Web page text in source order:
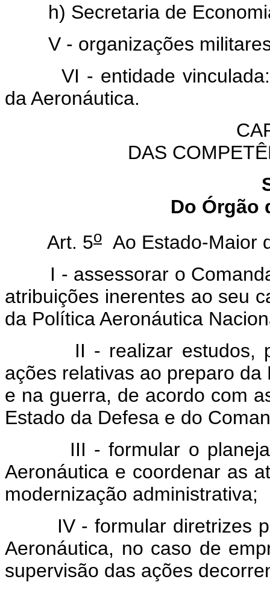
h) Secretaria de
V - organizações militares
VI - entidade vinculada:
da Aeronáutica.
DAS
Do Órgão
Art. 5o Ao Estado-Maior
I - assessorar o
atribuições inerentes ao seu
da Política Aeronáutica
II - realizar estudos,
ações relativas ao preparo
e na guerra, de acordo com
Estado da Defesa e do
III - formular o
Aeronáutica e coordenar as
modernização administrativa;
IV - formular diretrizes
Aeronáutica, no caso de
supervisão das ações